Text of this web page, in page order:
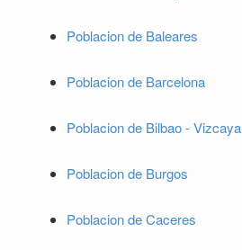
Poblacion de Baleares
Poblacion de Barcelona
Poblacion de Bilbao - Vizcaya
Poblacion de Burgos
Poblacion de Caceres